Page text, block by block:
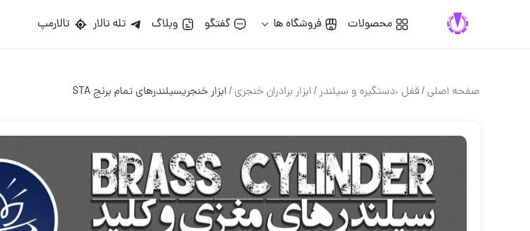
محصولات فروشگاه ها گفتگو وبلاگ تله تالار تالارمپ
صفحه اصلی/قفل ،دستگيره و سيلندر/ابزار برادران خنجری/ابزار خنجریسیلندرهای تمام برنج STA